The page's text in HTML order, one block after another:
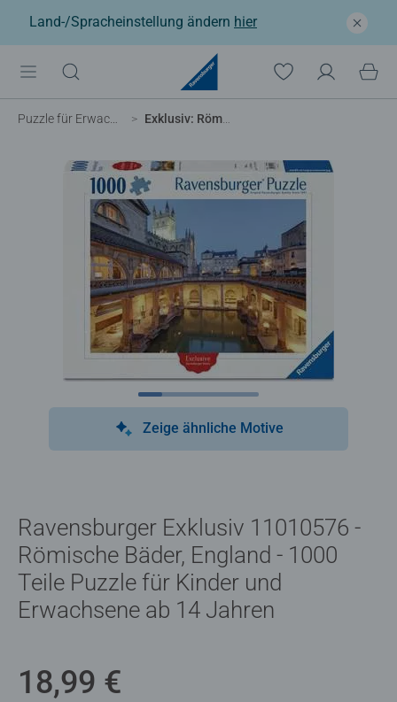
Land-/Spracheinstellung ändern hier
Puzzle für Erwachsene Exklusiv: Römische Bäder, England
Zeige ähnliche Motive
Ravensburger Exklusiv 11010576 -
Römische Bäder, England - 1000
Teile Puzzle für Kinder und
Erwachsene ab 14 Jahren
18,99 €